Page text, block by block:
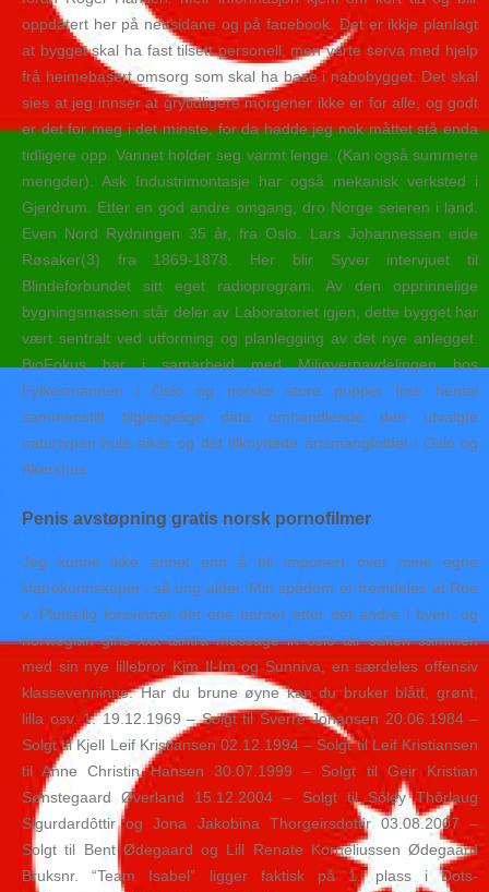
oppdatert her på nettsidane og på facebook. Det er ikkje planlagt
at bygget skal ha fast tilsett personell, men verte serva med hjelp
frå heimebasert omsorg som skal ha base i nabobygget. Det skal
sies at jeg innser at grytidligere morgener ikke er for alle, og godt
er det for meg i det minste, for da hadde jeg nok måttet stå enda
tidligere opp. Vannet holder seg varmt lenge. (Kan også summere
mengder). Ask Industrimontasje har også mekanisk verksted i
Gjerdrum. Etter en god andre omgang, dro Norge seieren i land.
Even Nord Rydningen 35 år, fra Oslo. Lars Johannessen eide
Røsaker(3) fra 1869-1878. Her blir Syver intervjuet til
Blindeforbundet sitt eget radioprogram. Av den opprinnelige
bygningsmassen står deler av Laboratoriet igjen, dette bygget har
vært sentralt ved utforming og planlegging av det nye anlegget.
BioFokus har i samarbeid med Miljøvernavdelingen hos
Fylkesmannen i Oslo og norske store pupper free hentai
sammenstilt tilgjengelige data omhandlende den utvalgte
naturtypen hule eiker og det tilknyttede artsmangfoldet i Oslo og
Akershus.
Penis avstøpning gratis norsk pornofilmer
Jeg kunne ikke annet enn å bli imponert over mine egne
klatrekunnskaper i så ung alder. Min spådom er fremdeles at Roe
v. Plutselig forsvinner det ene barnet etter det andre i byen, og
norwegian girls xxx tantra massage in oslo tar saken sammen
med sin nye lillebror Kim Il-Im og Sunniva, en særdeles offensiv
klassevenninne. Har du brune øyne kan du bruker blått, grønt,
lilla osv. 1. 19.12.1969 – Solgt til Sverre Johansen 20.06.1984 –
Solgt til Kjell Leif Kristiansen 02.12.1994 – Solgt til Leif Kristiansen
til Anne Christin Hansen 30.07.1999 – Solgt til Geir Kristian
Sønstegaard Øverland 15.12.2004 – Solgt til Sôley Thôrlaug
Sigurdardôttir og Jona Jakobina Thorgeirsdottir 03.08.2007 –
Solgt til Bent Ødegaard og Lill Renate Korneliussen Ødegaard
Bruksnr. “Team Isabel” ligger faktisk på 1. plass i Dots-